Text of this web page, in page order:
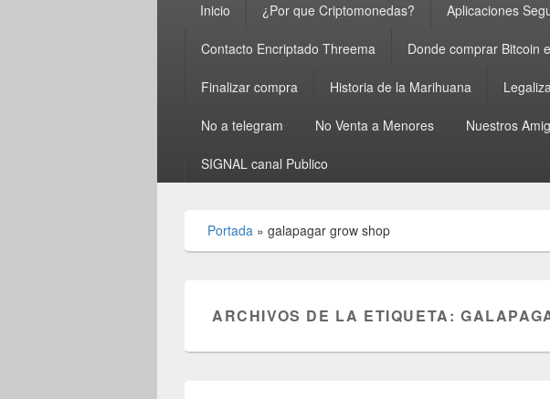
principalInicio ¿Por que Criptomonedas? Aplicaciones
Contacto Encriptado Threema Donde comprar Bitcoin
Finalizar compra Historia de la Marihuana
No a telegram No Venta a Menores Nuestros
SIGNAL canal Publico
Portada » galapagar grow shop
ARCHIVOS DE LA ETIQUETA: